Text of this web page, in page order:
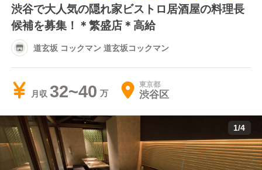
渋谷で大人気の隠れ家ビストロ居酒屋の料理長
候補を募集！＊繁盛店＊高給
道玄坂 コックマン 道玄坂コックマン
月収 32~40 東京都
渋谷区
1/4